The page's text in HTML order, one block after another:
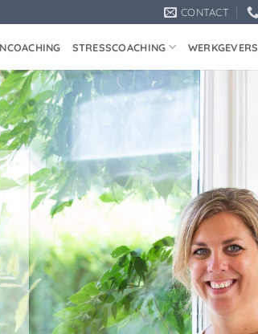
CONTACT
STRESSCOACHING WERKGEVERS